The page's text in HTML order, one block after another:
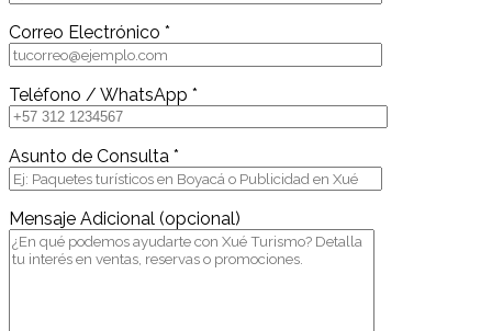
Correo Electrónico *
Teléfono / WhatsApp *
Asunto de Consulta *
Mensaje Adicional (opcional)